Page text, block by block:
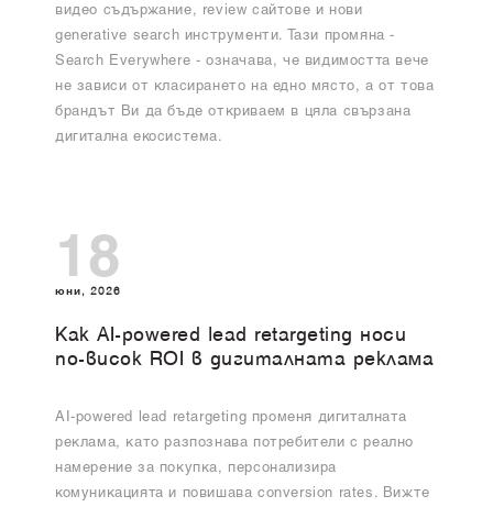
видео съдържание, review сайтове и нови
generative search инструменти. Тази промяна -
Search Everywhere - означава, че видимостта вече
не зависи от класирането на едно място, а от това
брандът Ви да бъде откриваем в цяла свързана
дигитална екосистема.
18
юни, 2026
Как AI-powered lead retargeting носи
по-висок ROI в дигиталната реклама
AI-powered lead retargeting променя дигиталната
реклама, като разпознава потребители с реално
намерение за покупка, персонализира
комуникацията и повишава conversion rates. Вижте